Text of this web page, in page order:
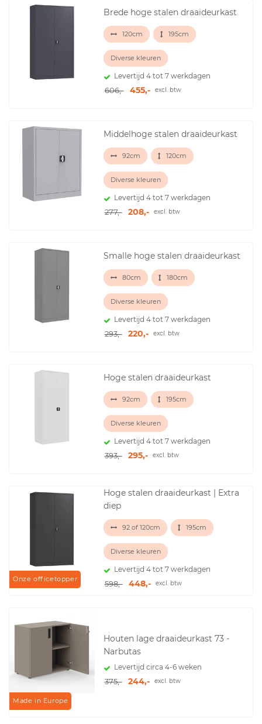
Brede hoge stalen draaideurkast
120cm 195cm
Diverse kleuren
Levertijd 4 tot 7 werkdagen
606,- 455,- excl. btw
Middelhoge stalen draaideurkast
92cm 120cm
Diverse kleuren
Levertijd 4 tot 7 werkdagen
277,- 208,- excl. btw
Smalle hoge stalen draaideurkast
80cm 180cm
Diverse kleuren
Levertijd 4 tot 7 werkdagen
293,- 220,- excl. btw
Hoge stalen draaideurkast
92cm 195cm
Diverse kleuren
Levertijd 4 tot 7 werkdagen
393,- 295,- excl. btw
Onze officetopper
Hoge stalen draaideurkast | Extra
diep
92 of 120cm 195cm
Diverse kleuren
Levertijd 4 tot 7 werkdagen
598,- 448,- excl. btw
Made in Europe
Houten lage draaideurkast 73 -
Narbutas
Levertijd circa 4-6 weken
375,- 244,- excl. btw